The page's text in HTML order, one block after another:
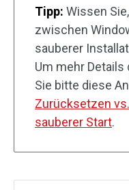
Tipp: Wissen
zwischen
sauberer
Um mehr Details
Sie bitte diese
Zurücksetzen
sauberer Start.